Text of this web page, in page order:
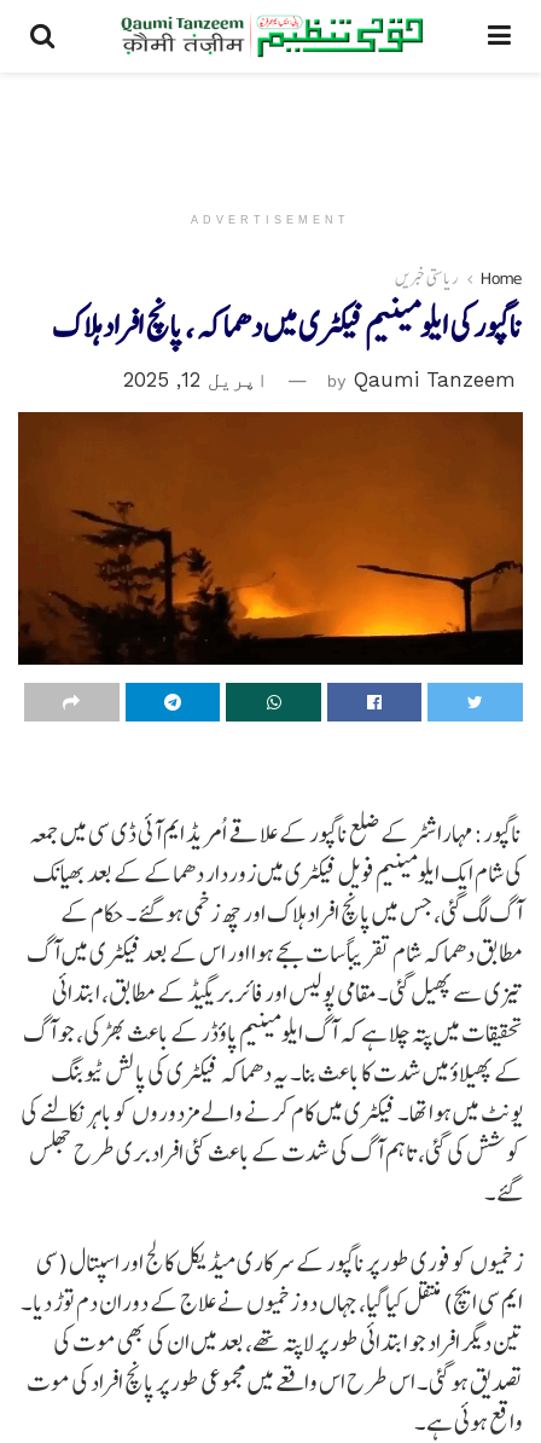
ADVERTISEMENT
Home ریاستی خبریں
ناگپور کی ایلومینیم فیکٹری میں دھماکہ ، پانچ افراد ہلاک
by Qaumi Tanzeem اپریل 12, 2025
ناگپور:مہاراشٹر کے ضلع ناگپور کے علاقے اُمریڈ ایم آئی ڈی سی میں جمعہ
کی شام ایک ایلومینیم فویل فیکٹری میں زوردار دھماکے کے بعد بھیانک
آگ لگ گئی، جس میں پانچ افراد ہلاک اور چھ زخمی ہو گئے۔ حکام کے
مطابق دھماکہ شام تقریباً سات بجے ہوا اور اس کے بعد فیکٹری میں آگ
تیزی سے پھیل گئی۔مقامی پولیس اور فائر بریگیڈ کے مطابق، ابتدائی
تحقیقات میں پتہ چلا ہے کہ آگ ایلومینیم پاؤڈر کے باعث بھڑکی، جو آگ
کے پھیلاؤ میں شدت کا باعث بنا۔ یہ دھماکہ فیکٹری کی پالش ٹیوبنگ
یونٹ میں ہوا تھا۔ فیکٹری میں کام کرنے والے مزدوروں کو باہر نکالنے کی
کوشش کی گئی، تاہم آگ کی شدت کے باعث کئی افراد بری طرح جھلس
گئے۔
زخمیوں کو فوری طور پر ناگپور کے سرکاری میڈیکل کالج اور اسپتال (سی
ایم سی ایچ) منتقل کیا گیا، جہاں دو زخمیوں نے علاج کے دوران دم توڑ دیا۔
تین دیگر افراد جو ابتدائی طور پر لاپتہ تھے، بعد میں ان کی بھی موت کی
تصدیق ہو گئی۔ اس طرح اس واقعے میں مجموعی طور پر پانچ افراد کی موت
واقع ہوئی ہے۔